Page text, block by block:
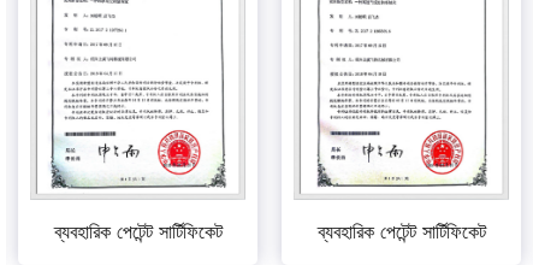
ব্যবহারিক পেটেন্ট সার্টিফিকেট ব্যবহারিক পেটেন্ট সার্টিফিকেট